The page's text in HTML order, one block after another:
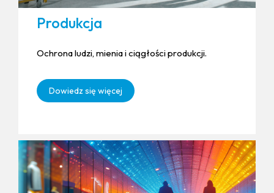
Produkcja
Ochrona ludzi, mienia i ciągłości produkcji.
Dowiedz się więcej